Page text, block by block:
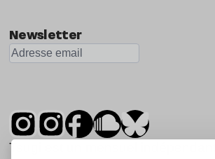
Indie
Newsletter
Tsugi est un mensuel indépendant